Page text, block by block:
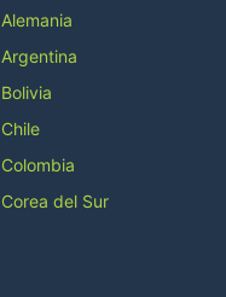
Alemania
Argentina
Bolivia
Chile
Colombia
Corea del Sur